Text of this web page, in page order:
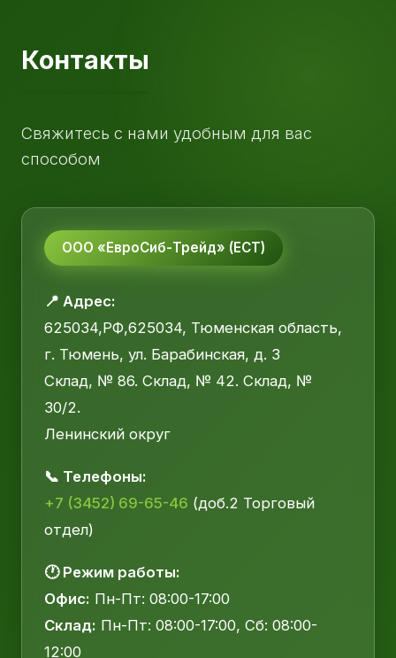
Контакты
Свяжитесь с нами удобным для вас
способом
ООО «ЕвроСиб-Трейд» (ЕСТ)
📍 Адрес:
625034,РФ,625034, Тюменская область,
г. Тюмень, ул. Барабинская, д. 3
Склад, № 86. Склад, № 42. Склад, №
30/2.
Ленинский округ
📞 Телефоны:
+7 (3452) 69-65-46 (доб.2 Торговый
отдел)
🕐 Режим работы:
Офис: Пн-Пт: 08:00-17:00
Склад: Пн-Пт: 08:00-17:00, Сб: 08:00-
12:00